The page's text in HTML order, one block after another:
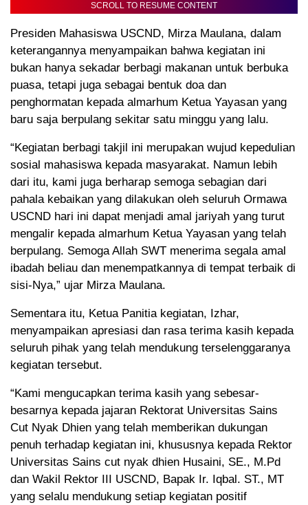
SCROLL TO RESUME CONTENT
Presiden Mahasiswa USCND, Mirza Maulana, dalam
keterangannya menyampaikan bahwa kegiatan ini
bukan hanya sekadar berbagi makanan untuk berbuka
puasa, tetapi juga sebagai bentuk doa dan
penghormatan kepada almarhum Ketua Yayasan yang
baru saja berpulang sekitar satu minggu yang lalu.
“Kegiatan berbagi takjil ini merupakan wujud kepedulian
sosial mahasiswa kepada masyarakat. Namun lebih
dari itu, kami juga berharap semoga sebagian dari
pahala kebaikan yang dilakukan oleh seluruh Ormawa
USCND hari ini dapat menjadi amal jariyah yang turut
mengalir kepada almarhum Ketua Yayasan yang telah
berpulang. Semoga Allah SWT menerima segala amal
ibadah beliau dan menempatkannya di tempat terbaik di
sisi-Nya,” ujar Mirza Maulana.
Sementara itu, Ketua Panitia kegiatan, Izhar,
menyampaikan apresiasi dan rasa terima kasih kepada
seluruh pihak yang telah mendukung terselenggaranya
kegiatan tersebut.
“Kami mengucapkan terima kasih yang sebesar-
besarnya kepada jajaran Rektorat Universitas Sains
Cut Nyak Dhien yang telah memberikan dukungan
penuh terhadap kegiatan ini, khususnya kepada Rektor
Universitas Sains cut nyak dhien Husaini, SE., M.Pd
dan Wakil Rektor III USCND, Bapak Ir. Iqbal. ST., MT
yang selalu mendukung setiap kegiatan positif